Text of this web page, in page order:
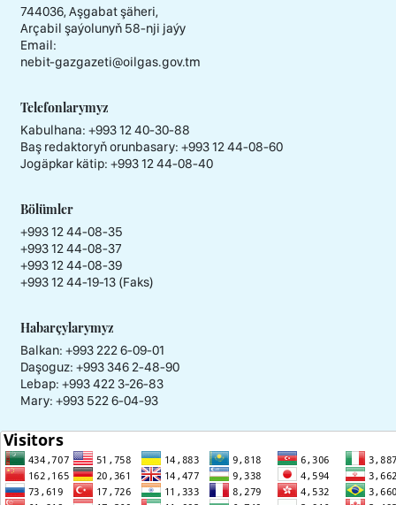
744036, Aşgabat şäheri,
Arçabil şaýolunyň 58-nji jaýy
Email:
nebit-gazgazeti@oilgas.gov.tm
Telefonlarymyz
Kabulhana: +993 12 40-30-88
Baş redaktoryň orunbasary: +993 12 44-08-60
Jogäpkar kätip: +993 12 44-08-40
Bölümler
+993 12 44-08-35
+993 12 44-08-37
+993 12 44-08-39
+993 12 44-19-13 (Faks)
Habarçylarymyz
Balkan: +993 222 6-09-01
Daşoguz: +993 346 2-48-90
Lebap: +993 422 3-26-83
Mary: +993 522 6-04-93